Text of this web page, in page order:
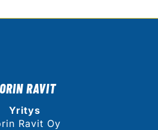
RAVIT
Yritys
Ravit Oy